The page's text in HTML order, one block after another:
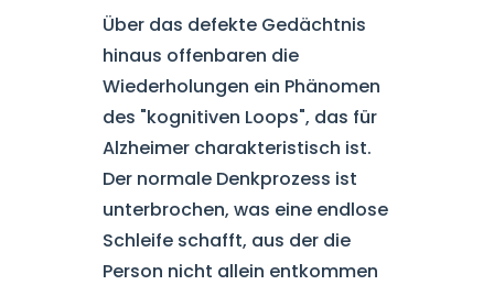
Über das defekte Gedächtnis
hinaus offenbaren die
Wiederholungen ein Phänomen
des "kognitiven Loops", das für
Alzheimer charakteristisch ist.
Der normale Denkprozess ist
unterbrochen, was eine endlose
Schleife schafft, aus der die
Person nicht allein entkommen